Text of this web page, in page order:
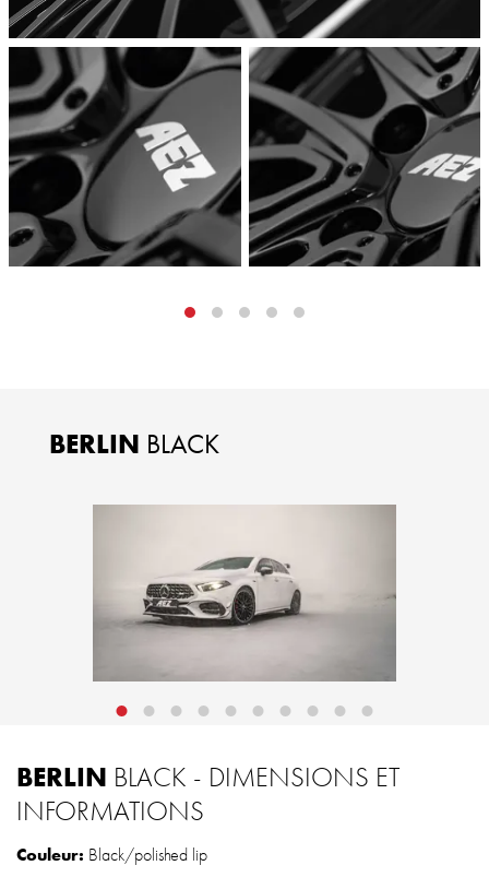
BERLIN BLACK
BERLIN BLACK - DIMENSIONS ET
INFORMATIONS
Couleur: Black/polished lip